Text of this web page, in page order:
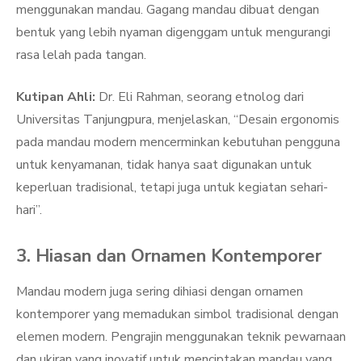
menggunakan mandau. Gagang mandau dibuat dengan
bentuk yang lebih nyaman digenggam untuk mengurangi
rasa lelah pada tangan.
Kutipan Ahli: Dr. Eli Rahman, seorang etnolog dari
Universitas Tanjungpura, menjelaskan, “Desain ergonomis
pada mandau modern mencerminkan kebutuhan pengguna
untuk kenyamanan, tidak hanya saat digunakan untuk
keperluan tradisional, tetapi juga untuk kegiatan sehari-
hari”.
3. Hiasan dan Ornamen Kontemporer
Mandau modern juga sering dihiasi dengan ornamen
kontemporer yang memadukan simbol tradisional dengan
elemen modern. Pengrajin menggunakan teknik pewarnaan